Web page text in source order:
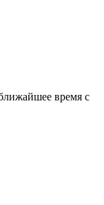
время с